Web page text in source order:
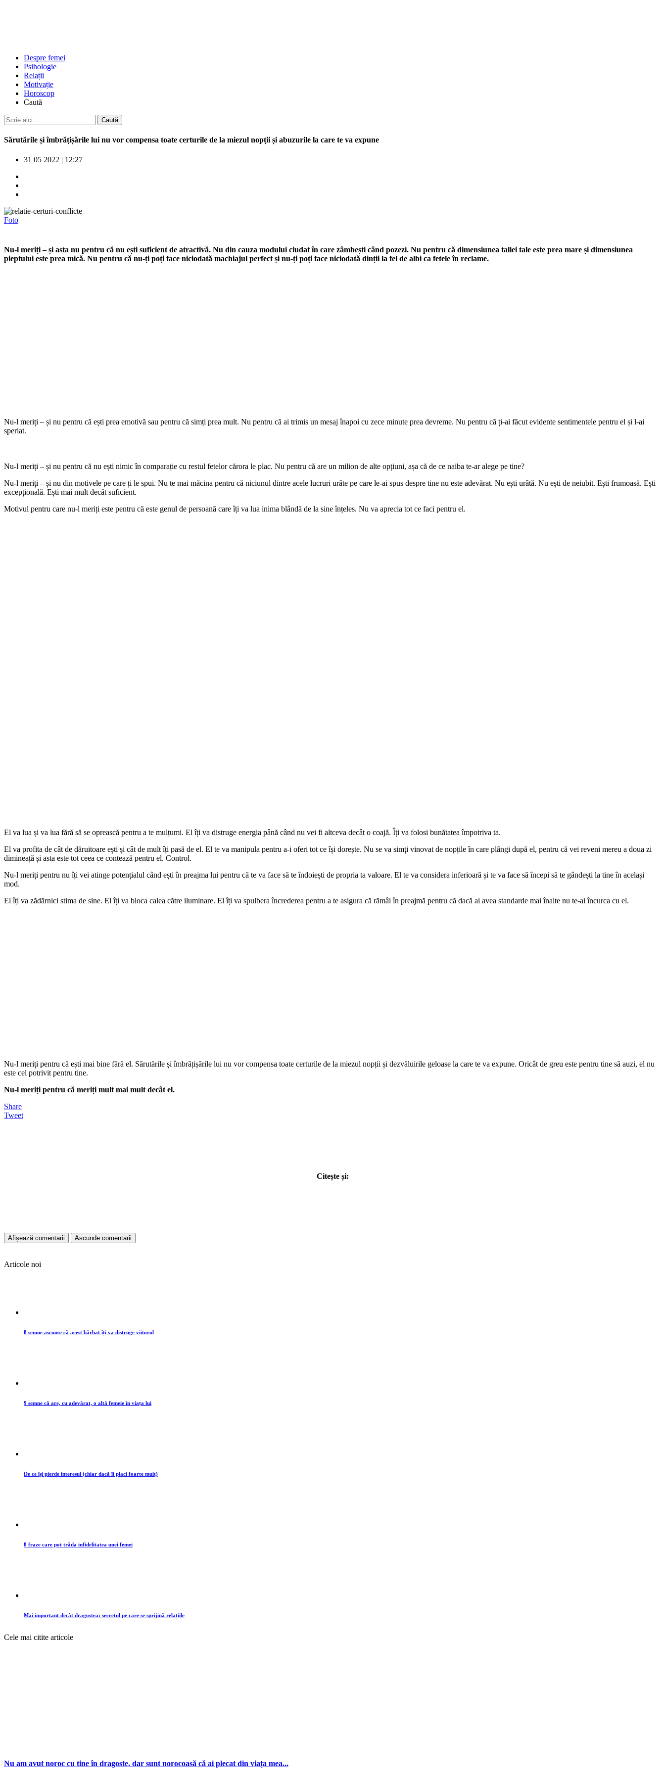
Despre femei
Psihologie
Relații
Motivație
Horoscop
Caută
Sărutările și îmbrățișările lui nu vor compensa toate certurile de la miezul nopții și abuzurile la care te va expune
31 05 2022 | 12:27
Foto
Nu-l meriți – și asta nu pentru că nu ești suficient de atractivă. Nu din cauza modului ciudat în care zâmbești când pozezi. Nu pentru că dimensiunea taliei tale este prea mare și dimensiunea
pieptului este prea mică. Nu pentru că nu-ți poți face niciodată machiajul perfect și nu-ți poți face niciodată dinții la fel de albi ca fetele în reclame.
Nu-l meriți – și nu pentru că ești prea emotivă sau pentru că simți prea mult. Nu pentru că ai trimis un mesaj înapoi cu zece minute prea devreme. Nu pentru că ți-ai făcut evidente sentimentele pentru el și l-ai
speriat.
Nu-l meriți – și nu pentru că nu ești nimic în comparație cu restul fetelor cărora le plac. Nu pentru că are un milion de alte opțiuni, așa că de ce naiba te-ar alege pe tine?
Nu-l meriți – și nu din motivele pe care ți le spui. Nu te mai măcina pentru că niciunul dintre acele lucruri urâte pe care le-ai spus despre tine nu este adevărat. Nu ești urâtă. Nu ești de neiubit. Ești frumoasă. Ești
excepțională. Ești mai mult decât suficient.
Motivul pentru care nu-l meriți este pentru că este genul de persoană care îți va lua inima blândă de la sine înțeles. Nu va aprecia tot ce faci pentru el.
El va lua și va lua fără să se oprească pentru a te mulțumi. El îți va distruge energia până când nu vei fi altceva decât o coajă. Îți va folosi bunătatea împotriva ta.
El va profita de cât de dăruitoare ești și cât de mult îți pasă de el. El te va manipula pentru a-i oferi tot ce își dorește. Nu se va simți vinovat de nopțile în care plângi după el, pentru că vei reveni mereu a doua zi
dimineață și asta este tot ceea ce contează pentru el. Control.
Nu-l meriți pentru nu îți vei atinge potențialul când ești în preajma lui pentru că te va face să te îndoiești de propria ta valoare. El te va considera inferioară și te va face să începi să te gândești la tine în același
mod.
El îți va zădărnici stima de sine. El îți va bloca calea către iluminare. El îți va spulbera încrederea pentru a te asigura că rămâi în preajmă pentru că dacă ai avea standarde mai înalte nu te-ai încurca cu el.
Nu-l meriți pentru că ești mai bine fără el. Sărutările și îmbrățișările lui nu vor compensa toate certurile de la miezul nopții și dezvăluirile geloase la care te va expune. Oricât de greu este pentru tine să auzi, el nu
este cel potrivit pentru tine.
Nu-l meriți pentru că meriți mult mai mult decât el.
Share
Tweet
Citește și:
Afișează comentarii Ascunde comentarii
Articole noi
8 semne ascunse că acest bărbat îți va distruge viitorul
9 semne că are, cu adevărat, o altă femeie în viața lui
De ce își pierde interesul (chiar dacă îi placi foarte mult)
8 fraze care pot trăda infidelitatea unei femei
Mai important decât dragostea: secretul pe care se sprijină relațiile
Cele mai citite articole
Nu am avut noroc cu tine în dragoste, dar sunt norocoasă că ai plecat din viața mea...